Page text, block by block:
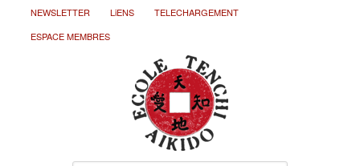
NEWSLETTER LiENS
TELECHARGEMENT
ESPACE MEMBRES